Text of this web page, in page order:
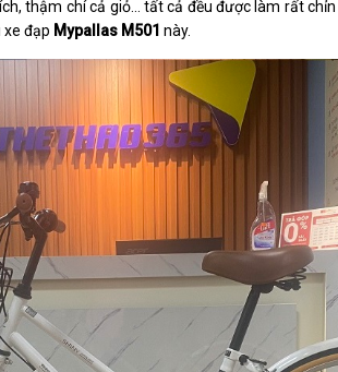
thậm chí cả giỏ... tất cả đều được làm rất
xe đạp Mypallas M501 này.